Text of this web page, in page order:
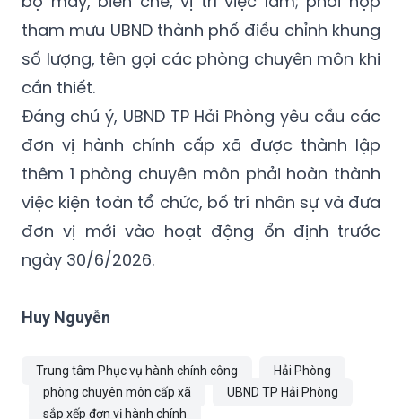
số lượng, tên gọi các phòng chuyên môn khi
cần thiết.
Đáng chú ý, UBND TP Hải Phòng yêu cầu các
đơn vị hành chính cấp xã được thành lập
thêm 1 phòng chuyên môn phải hoàn thành
việc kiện toàn tổ chức, bố trí nhân sự và đưa
đơn vị mới vào hoạt động ổn định trước
ngày 30/6/2026.
Huy Nguyễn
Trung tâm Phục vụ hành chính công
sắp xếp đơn vị hành chính